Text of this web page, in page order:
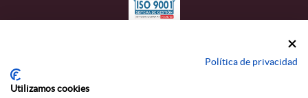
Política de privacidad
Utilizamos cookies